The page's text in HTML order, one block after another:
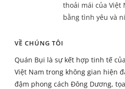
thoải mái của Việt
bằng tình yêu và
VỀ CHÚNG TÔI
Quán Bụi là sự kết hợp tinh tế
Việt Nam trong không gian hiện
đậm phong cách Đông Dương,